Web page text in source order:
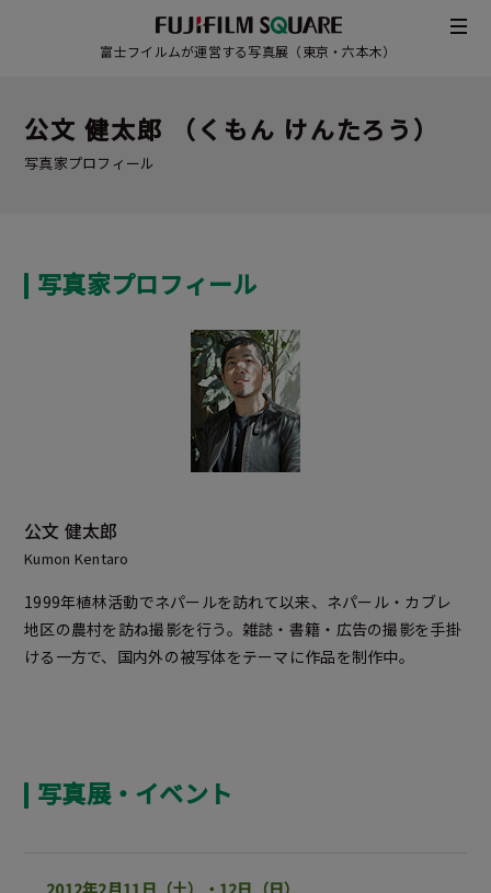
富士フイルムが運営する写真展（東京・六本木）
ENGLISH
公文 健太郎 （くもん けんたろう）
写真家プロフィール
写真家プロフィール
公文 健太郎
Kumon Kentaro
1999年植林活動でネパールを訪れて以来、ネパール・カブレ
地区の農村を訪ね撮影を行う。雑誌・書籍・広告の撮影を手掛
ける一方で、国内外の被写体をテーマに作品を制作中。
写真展・イベント
2012年2月11日（土）・12日（日）